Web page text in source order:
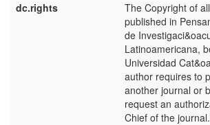
dc.rights
The Copyright of
published in
de
Latinoamericana,
Universidad
author requires to
another journal or
request an
Chief of the